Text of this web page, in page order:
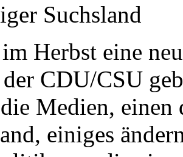
Suchsland
Herbst eine
CDU/CSU
Medien, einen
einiges